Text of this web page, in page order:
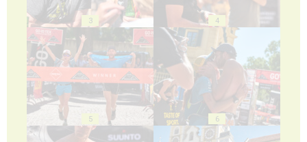
3 4
5 6